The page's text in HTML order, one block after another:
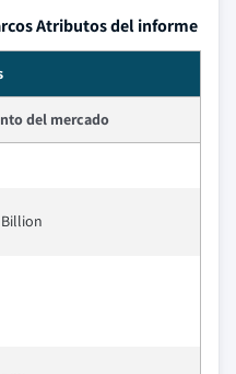
Atributos del informe
del mercado
Billion